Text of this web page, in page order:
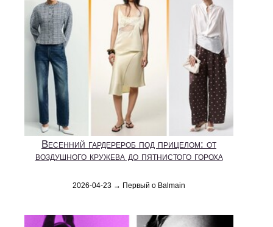
Весенний гардерероб под прицелом: от
воздушного кружева до пятнистого гороха
2026-04-23 → Первый о Balmain